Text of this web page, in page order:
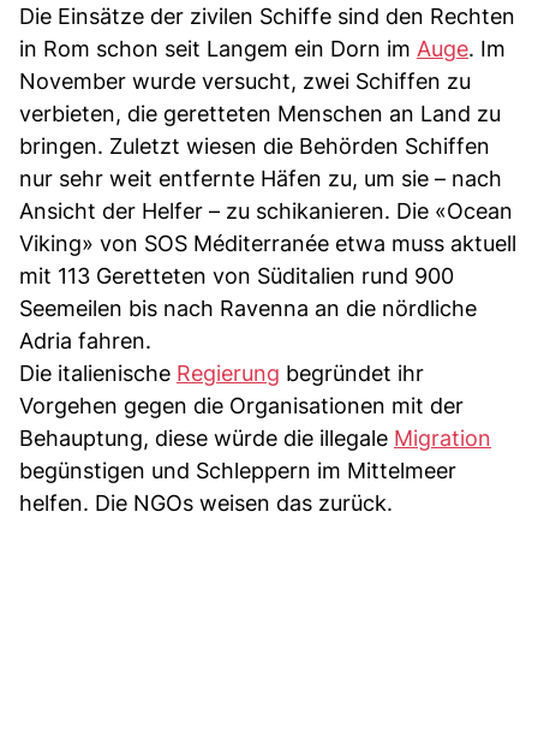
Die Einsätze der zivilen Schiffe sind den Rechten
in Rom schon seit Langem ein Dorn im Auge. Im
November wurde versucht, zwei Schiffen zu
verbieten, die geretteten Menschen an Land zu
bringen. Zuletzt wiesen die Behörden Schiffen
nur sehr weit entfernte Häfen zu, um sie – nach
Ansicht der Helfer – zu schikanieren. Die «Ocean
Viking» von SOS Méditerranée etwa muss aktuell
mit 113 Geretteten von Süditalien rund 900
Seemeilen bis nach Ravenna an die nördliche
Adria fahren.
Die italienische Regierung begründet ihr
Vorgehen gegen die Organisationen mit der
Behauptung, diese würde die illegale Migration
begünstigen und Schleppern im Mittelmeer
helfen. Die NGOs weisen das zurück.